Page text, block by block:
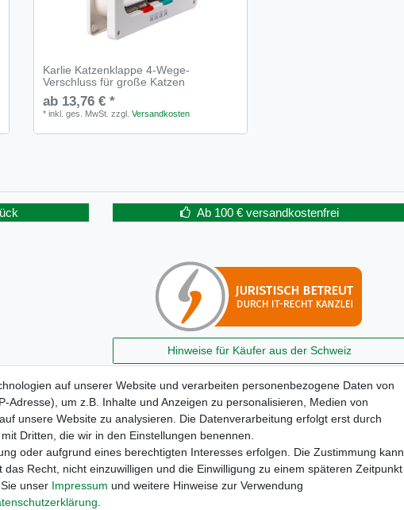
Karlie Katzenklappe 4-Wege-
Verschluss für große Katzen
ab 13,76 € *
*inkl. ges. MwSt. zzgl.Versandkosten
Ab 100 € versandkostenfrei
Hinweise für Käufer aus der Schweiz
Daten­schutz­erklärung AGB Widerrufs­recht
auf unserer Website und verarbeiten personenbezogene Daten von
Adresse), um z.B. Inhalte und Anzeigen zu personalisieren, Medien von
unsere Website zu analysieren. Die Datenverarbeitung erfolgt erst durch
Dritten, die wir in den Einstellungen benennen.
oder aufgrund eines berechtigten Interesses erfolgen. Die Zustimmung kann
Recht, nicht einzuwilligen und die Einwilligung zu einem späteren Zeitpunkt
unser Impressum und weitere Hinweise zur Verwendung